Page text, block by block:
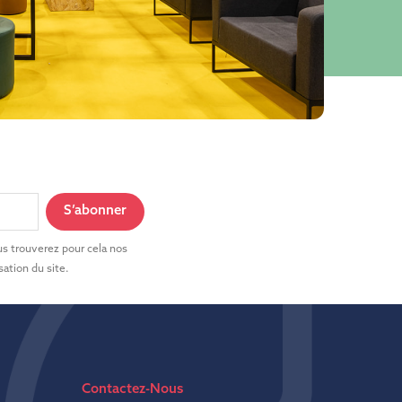
trouverez pour cela nos
du site.
Contactez-Nous